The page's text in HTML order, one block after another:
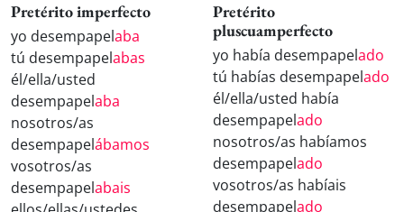
Pretérito imperfecto
yo desempapelaba
tú desempapelabas
él/ella/usted
desempapelaba
nosotros/as
desempapelábamos
vosotros/as
desempapelabais
Pretérito
pluscuamperfecto
yo había desempapelado
tú habías desempapelado
él/ella/usted había
desempapelado
nosotros/as habíamos
desempapelado
vosotros/as habíais
desempapelado